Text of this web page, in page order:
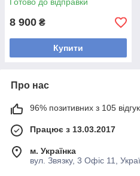
8 900 ₴
Купити
Про нас
96% позитивних з 105
Працює з 13.03.2017
м. Українка
вул. Звязку, 3 Офіс 11,